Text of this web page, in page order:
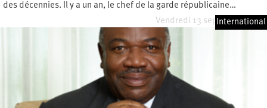
des décennies. Il y a un an, le chef de la garde républicaine…
Vendredi 13 septembre 2024
International